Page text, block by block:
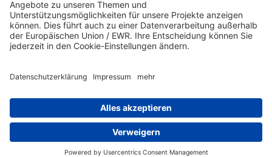
Recklinghausen
KD Bank Dortmund
IBAN: DE53 3506 0190 2104 6340 47
IBAN kopieren
Direkt Online spenden